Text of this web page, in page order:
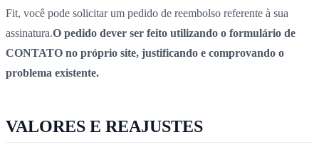
Fit, você pode solicitar um pedido de reembolso referente à sua
assinatura.O pedido dever ser feito utilizando o formulário de
CONTATO no próprio site, justificando e comprovando o
problema existente.
VALORES E REAJUSTES